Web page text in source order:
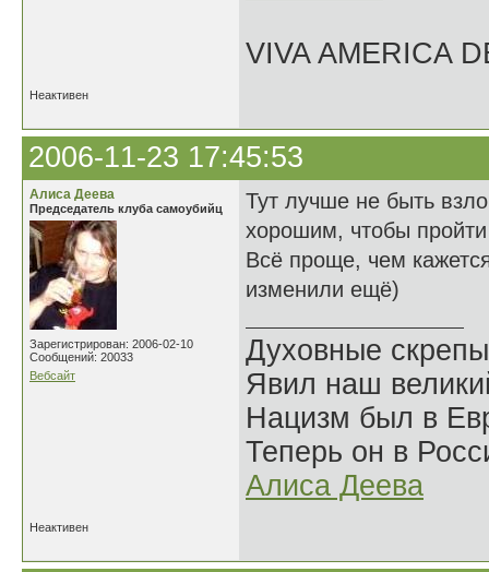
VIVA AMERICA
Неактивен
2006-11-23 17:45:53
Алиса Деева
Председатель клуба самоубийц
Зарегистрирован: 2006-02-10
Сообщений: 20033
Вебсайт
Тут лучше не быть
хорошим, чтобы
Всё проще, чем
изменили ещё)
Духовные
Явил наш
Нацизм был в
Теперь он в
Алиса Деева
Неактивен